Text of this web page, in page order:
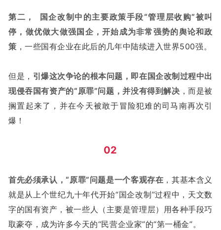
第二， 国企改制中的主要政策手段“管理层收购”被叫
停，做优做大做强国企，开始成为非常强势的舆论和政
策 ，一些国有企业在此后的几年中陆续进入世界500强。
但是， 引爆这次争论的根本问题，即在国企改制过程中出
现侵吞国有资产的“原罪”问题，并没有得到解决 ，而是被
搁置起来了，并在今天被敢于冒险犯难的司马南再次引
爆！
02
首先必须承认，“原罪”问题是一个客观存在 ，其基本含义
就是从上个世纪九十年代开始“国企改制”过程中，天文数
字的国有资产，被一些人（主要是管理层）用各种手段巧
取豪夺，成为许多今天的“民营企业家”的“第一桶金”。